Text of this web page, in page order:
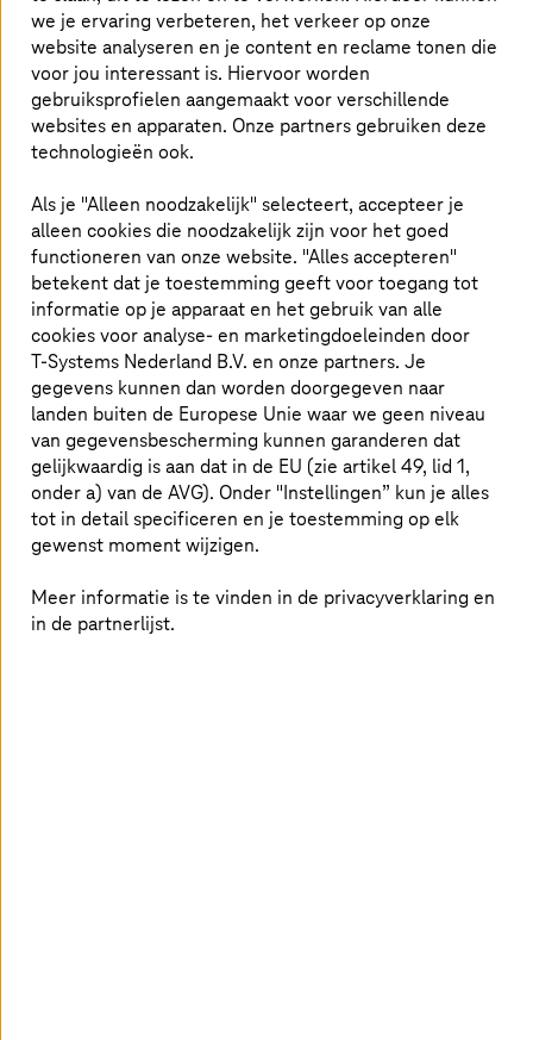
groeimogelijkheden, waardoor het
gemakkelijker wordt om economische
doelen te bereiken. Strategische
initiatieven die deze verandering
stimuleren zijn cruciaal voor het succes
van bedrijven. Het is onze missie om de
strategie van onze klanten tot leven te
brengen door ideeën succesvol om te
zetten in echte toegevoegde waarde
voor het bedrijf. Samen met Detecon
richtT-Systems zich op de integratie
van je klanten en de empowerment van
jouw medewerkers om strategische
organisatorische veranderingen te
stimuleren.
Strategieën ontwikkelen voor de
we je ervaring verbeteren, het verkeer op onze
website analyseren en je content en reclame tonen die
voor jou interessant is. Hiervoor worden
gebruiksprofielen aangemaakt voor verschillende
websites en apparaten. Onze partners gebruiken deze
technologieën ook.
Als je "Alleen noodzakelijk" selecteert, accepteer je
alleen cookies die noodzakelijk zijn voor het goed
functioneren van onze website. "Alles accepteren"
betekent dat je toestemming geeft voor toegang tot
informatie op je apparaat en het gebruik van alle
cookies voor analyse- en marketingdoeleinden door
T-Systems Nederland B.V. en onze partners. Je
gegevens kunnen dan worden doorgegeven naar
landen buiten de Europese Unie waar we geen niveau
van gegevensbescherming kunnen garanderen dat
gelijkwaardig is aan dat in de EU (zie artikel 49, lid 1,
onder a) van de AVG). Onder "Instellingen” kun je alles
tot in detail specificeren en je toestemming op elk
gewenst moment wijzigen.
Meer informatie is te vinden in de privacyverklaring en
in de partnerlijst.